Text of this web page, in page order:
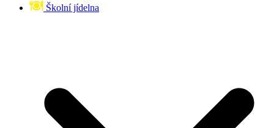
Školní jídelna